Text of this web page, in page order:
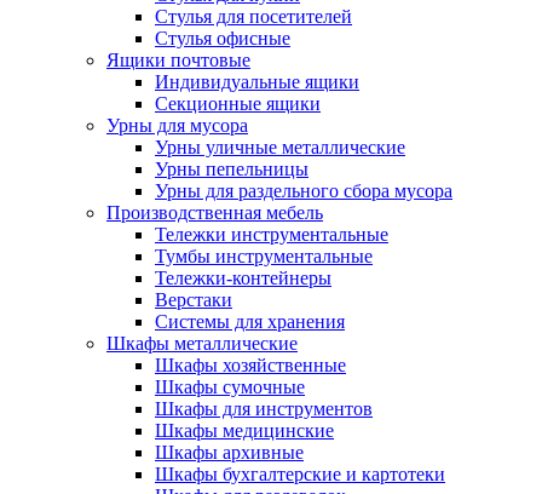
Стулья для посетителей
Стулья офисные
Ящики почтовые
Индивидуальные ящики
Секционные ящики
Урны для мусора
Урны уличные металлические
Урны пепельницы
Урны для раздельного сбора мусора
Производственная мебель
Тележки инструментальные
Тумбы инструментальные
Тележки-контейнеры
Верстаки
Системы для хранения
Шкафы металлические
Шкафы хозяйственные
Шкафы сумочные
Шкафы для инструментов
Шкафы медицинские
Шкафы архивные
Шкафы бухгалтерские и картотеки